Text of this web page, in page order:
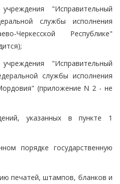
"Исправительный
службы исполнения
Черкесской Республике"
"Исправительный
службы исполнения
(приложение N 2 - не
указанных в пункте 1
порядке государственную
печатей, штампов, бланков и